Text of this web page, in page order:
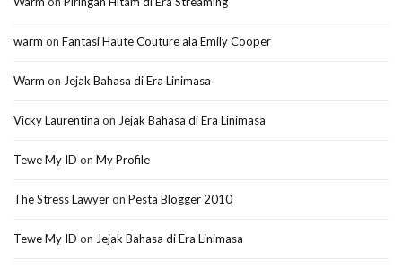
warm on Fantasi Haute Couture ala Emily Cooper
Warm on Jejak Bahasa di Era Linimasa
Vicky Laurentina on Jejak Bahasa di Era Linimasa
Tewe My ID on My Profile
The Stress Lawyeron Pesta Blogger 2010
Tewe My ID on Jejak Bahasa di Era Linimasa